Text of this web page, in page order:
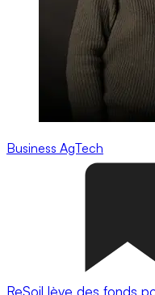
Business AgTech
ReSoil lève des fonds